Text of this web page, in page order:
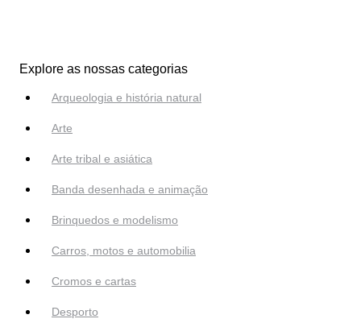
Explore as nossas categorias
Arqueologia e história natural
Arte
Arte tribal e asiática
Banda desenhada e animação
Brinquedos e modelismo
Carros, motos e automobilia
Cromos e cartas
Desporto